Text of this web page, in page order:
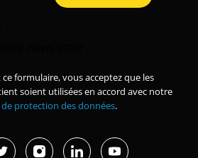
formulaire, vous acceptez que les
soient utilisées en accord avec notre
protection des données.